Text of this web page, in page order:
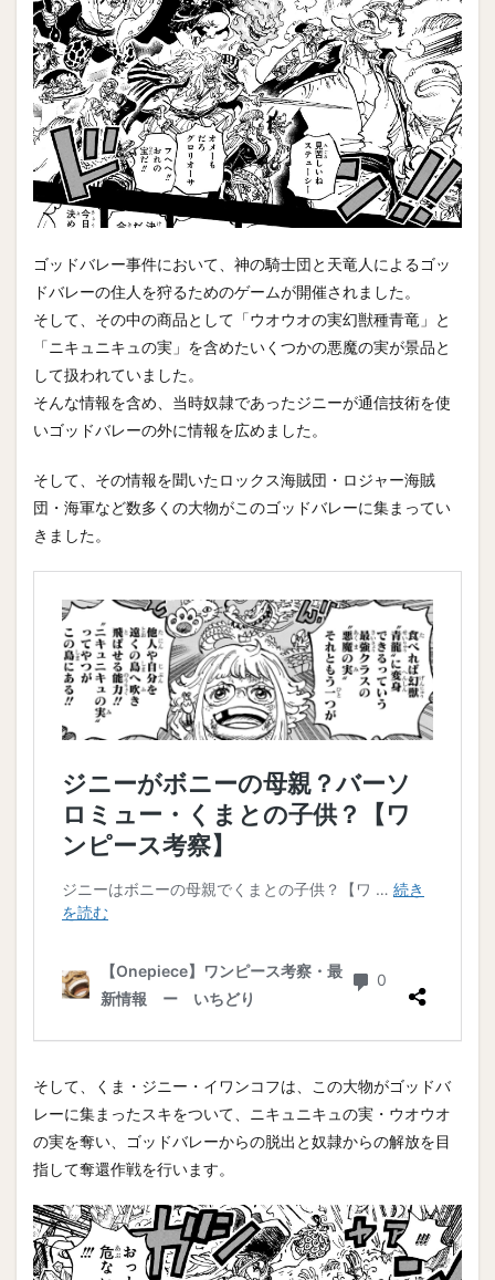
ゴッドバレー事件において、神の騎士団と天竜人によるゴッ
ドバレーの住人を狩るためのゲームが開催されました。
そして、その中の商品として「ウオウオの実幻獣種青竜」と
「ニキュニキュの実」を含めたいくつかの悪魔の実が景品と
して扱われていました。
そんな情報を含め、当時奴隷であったジニーが通信技術を使
いゴッドバレーの外に情報を広めました。
そして、その情報を聞いたロックス海賊団・ロジャー海賊
団・海軍など数多くの大物がこのゴッドバレーに集まってい
きました。
そして、くま・ジニー・イワンコフは、この大物がゴッドバ
レーに集まったスキをついて、ニキュニキュの実・ウオウオ
の実を奪い、ゴッドバレーからの脱出と奴隷からの解放を目
指して奪還作戦を行います。